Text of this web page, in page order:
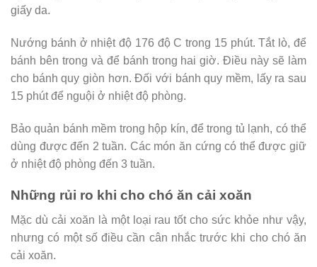
giấy da.
Nướng bánh ở nhiệt độ 176 độ C trong 15 phút. Tắt lò, để
bánh bên trong và để bánh trong hai giờ. Điều này sẽ làm
cho bánh quy giòn hơn. Đối với bánh quy mềm, lấy ra sau
15 phút để nguội ở nhiệt độ phòng.
Bảo quản bánh mềm trong hộp kín, để trong tủ lạnh, có thể
dùng được đến 2 tuần. Các món ăn cứng có thể được giữ
ở nhiệt độ phòng đến 3 tuần.
Những rủi ro khi cho chó ăn cải xoăn
Mặc dù cải xoăn là một loại rau tốt cho sức khỏe như vậy,
nhưng có một số điều cần cân nhắc trước khi cho chó ăn
cải xoăn.